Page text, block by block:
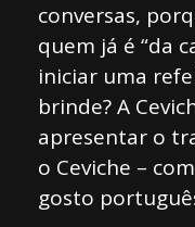
conversas,
quem já é “da
iniciar uma
brinde? A
apresentar o
o Ceviche –
gosto